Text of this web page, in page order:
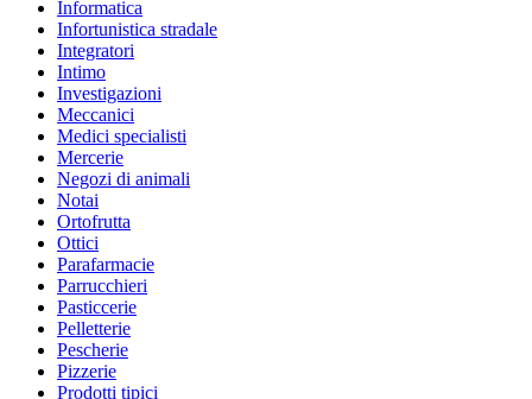
Informatica
Infortunistica stradale
Integratori
Intimo
Investigazioni
Meccanici
Medici specialisti
Mercerie
Negozi di animali
Notai
Ortofrutta
Ottici
Parafarmacie
Parrucchieri
Pasticcerie
Pelletterie
Pescherie
Pizzerie
Prodotti tipici